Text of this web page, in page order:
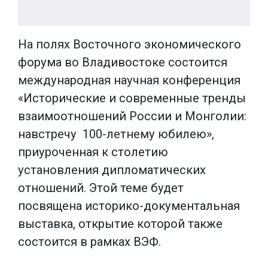
На полях Восточного экономического
форума во Владивостоке состоится
международная научная конференция
«Исторические и современные тренды
взаимоотношений России и Монголии:
навстречу 100-летнему юбилею»,
приуроченная к столетию
установления дипломатических
отношений. Этой теме будет
посвящена историко-документальная
выставка, открытие которой также
состоится в рамках ВЭФ.